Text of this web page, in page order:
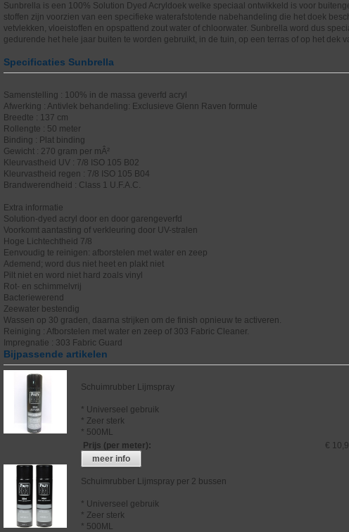
Sunbrella is een 100% Solution Dyed Acryldoek welke speciaal ontwikkeld is voor
stoffen zijn voorzien van een specifieke waterafstotende nabehandeling die het doek
vetvlekken, vloeistoffen en opspattend zout water of chloorwater. Sunbrella word dus
gedurende het hele jaar buiten te worden gebruikt, in de tuin, op een terras of op het dek
Specificaties Sunbrella
Samenstelling : 100% in de massa geverfd acryl
Afwerking : Antivlek behandeling: Exclusieve Glenn Raven formule
Breedte : 137 cm
Rollengte : 50 meter
Binding : Plat binding
Gewicht : 270 gram per mÂ²
Kleurvastheid UV : 7/8 ISO 105 B02
Kleurvastheid regen : 7/8 ISO 105 B04
Brandwerendheid : Class 1 U.F.A.C.
Extra informatie
Solution-dyed acryl door en door garengeverfd
Voorkomt aantasting of verkleuring door UV-stralen
Hoge Lichtechtheid 7/8
Eenvoudig te reinigen: afborstelen met water en zeep
Ademend; word dus niet heet en plakt niet
Pilt niet en word niet hard zoals vinyl
Rot- en schimmelvrij
Bacteriewerend
Zeewater bestendig
Wassen op 30 graden, daarna strijken om de finish opnieuw te activeren.
Reiniging : Afborstelen met water en zeep of 303 Fabric Cleaner.
Impregnatie : 303 Fabric Guard
Bijpassende artikelen
Schuimrubber Lijmspray
* Universeel gebruik
* Zeer sterk
* 500ML
Prijs (per meter):
€
meer info
Schuimrubber Lijmspray per 2 bussen
* Universeel gebruik
* Zeer sterk
* 500ML